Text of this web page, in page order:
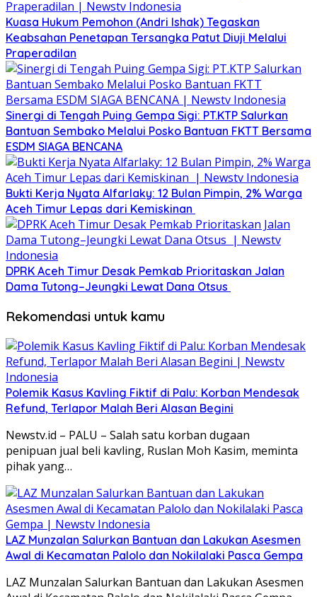
Kuasa Hukum Pemohon (Andri Ishak) Tegaskan
Keabsahan Penetapan Tersangka Patut Diuji Melalui
Praperadilan
Sinergi di Tengah Puing Gempa Sigi: PT.KTP Salurkan
Bantuan Sembako Melalui Posko Bantuan FKTT Bersama
ESDM SIAGA BENCANA
Bukti Kerja Nyata Alfarlaky: 12 Bulan Pimpin, 2% Warga
Aceh Timur Lepas dari Kemiskinan ‎
DPRK Aceh Timur Desak Pemkab Prioritaskan Jalan
Dama Tutong–Jeungki Lewat Dana Otsus ‎
Rekomendasi untuk kamu
Polemik Kasus Kavling Fiktif di Palu: Korban Mendesak
Refund, Terlapor Malah Beri Alasan Begini
Newstv.id – PALU – Salah satu korban dugaan
penipuan jual beli kavling, Ruslan Moh Kasim, meminta
pihak yang…
LAZ Munzalan Salurkan Bantuan dan Lakukan Asesmen
Awal di Kecamatan Palolo dan Nokilalaki Pasca Gempa
LAZ Munzalan Salurkan Bantuan dan Lakukan Asesmen